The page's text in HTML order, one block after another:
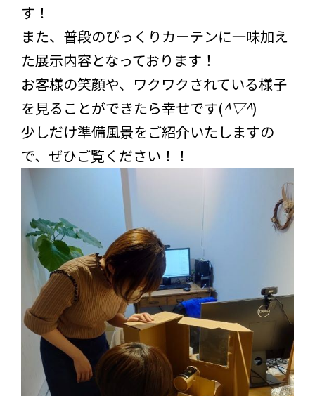
す！
また、普段のびっくりカーテンに一味加え
た展示内容となっております！
お客様の笑顔や、ワクワクされている様子
を見ることができたら幸せです(^▽^)
少しだけ準備風景をご紹介いたしますの
で、ぜひご覧ください！！